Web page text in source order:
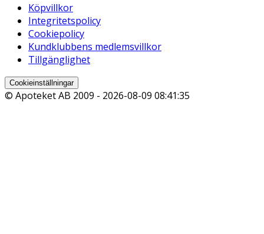
Köpvillkor
Integritetspolicy
Cookiepolicy
Kundklubbens medlemsvillkor
Tillgänglighet
Cookieinställningar
© Apoteket AB 2009 - 2026-08-09 08:41:35